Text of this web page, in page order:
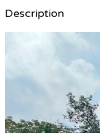
Description